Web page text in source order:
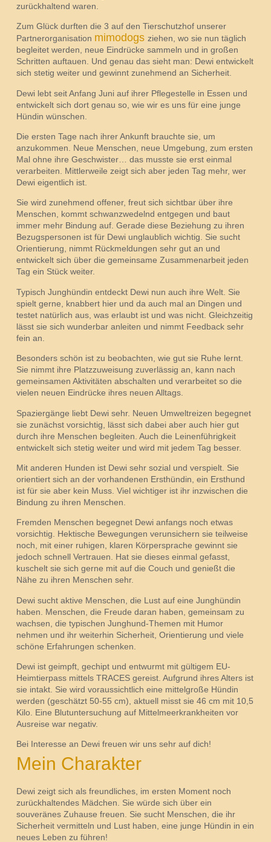
zurückhaltend waren.
Zum Glück durften die 3 auf den Tierschutzhof unserer
Partnerorganisation mimodogs ziehen, wo sie nun täglich
begleitet werden, neue Eindrücke sammeln und in großen
Schritten auftauen. Und genau das sieht man: Dewi entwickelt
sich stetig weiter und gewinnt zunehmend an Sicherheit.
Dewi lebt seit Anfang Juni auf ihrer Pflegestelle in Essen und
entwickelt sich dort genau so, wie wir es uns für eine junge
Hündin wünschen.
Die ersten Tage nach ihrer Ankunft brauchte sie, um
anzukommen. Neue Menschen, neue Umgebung, zum ersten
Mal ohne ihre Geschwister… das musste sie erst einmal
verarbeiten. Mittlerweile zeigt sich aber jeden Tag mehr, wer
Dewi eigentlich ist.
Sie wird zunehmend offener, freut sich sichtbar über ihre
Menschen, kommt schwanzwedelnd entgegen und baut
immer mehr Bindung auf. Gerade diese Beziehung zu ihren
Bezugspersonen ist für Dewi unglaublich wichtig. Sie sucht
Orientierung, nimmt Rückmeldungen sehr gut an und
entwickelt sich über die gemeinsame Zusammenarbeit jeden
Tag ein Stück weiter.
Typisch Junghündin entdeckt Dewi nun auch ihre Welt. Sie
spielt gerne, knabbert hier und da auch mal an Dingen und
testet natürlich aus, was erlaubt ist und was nicht. Gleichzeitig
lässt sie sich wunderbar anleiten und nimmt Feedback sehr
fein an.
Besonders schön ist zu beobachten, wie gut sie Ruhe lernt.
Sie nimmt ihre Platzzuweisung zuverlässig an, kann nach
gemeinsamen Aktivitäten abschalten und verarbeitet so die
vielen neuen Eindrücke ihres neuen Alltags.
Spaziergänge liebt Dewi sehr. Neuen Umweltreizen begegnet
sie zunächst vorsichtig, lässt sich dabei aber auch hier gut
durch ihre Menschen begleiten. Auch die Leinenführigkeit
entwickelt sich stetig weiter und wird mit jedem Tag besser.
Mit anderen Hunden ist Dewi sehr sozial und verspielt. Sie
orientiert sich an der vorhandenen Ersthündin, ein Ersthund
ist für sie aber kein Muss. Viel wichtiger ist ihr inzwischen die
Bindung zu ihren Menschen.
Fremden Menschen begegnet Dewi anfangs noch etwas
vorsichtig. Hektische Bewegungen verunsichern sie teilweise
noch, mit einer ruhigen, klaren Körpersprache gewinnt sie
jedoch schnell Vertrauen. Hat sie dieses einmal gefasst,
kuschelt sie sich gerne mit auf die Couch und genießt die
Nähe zu ihren Menschen sehr.
Dewi sucht aktive Menschen, die Lust auf eine Junghündin
haben. Menschen, die Freude daran haben, gemeinsam zu
wachsen, die typischen Junghund-Themen mit Humor
nehmen und ihr weiterhin Sicherheit, Orientierung und viele
schöne Erfahrungen schenken.
Dewi ist geimpft, gechipt und entwurmt mit gültigem EU-
Heimtierpass mittels TRACES gereist. Aufgrund ihres Alters ist
sie intakt. Sie wird voraussichtlich eine mittelgroße Hündin
werden (geschätzt 50-55 cm), aktuell misst sie 46 cm mit 10,5
Kilo. Eine Blutuntersuchung auf Mittelmeerkrankheiten vor
Ausreise war negativ.
Bei Interesse an Dewi freuen wir uns sehr auf dich!
Mein Charakter
Dewi zeigt sich als freundliches, im ersten Moment noch
zurückhaltendes Mädchen. Sie würde sich über ein
souveränes Zuhause freuen. Sie sucht Menschen, die ihr
Sicherheit vermitteln und Lust haben, eine junge Hündin in ein
neues Leben zu führen!